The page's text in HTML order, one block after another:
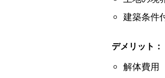
建築条件
デメリット：
解体費用